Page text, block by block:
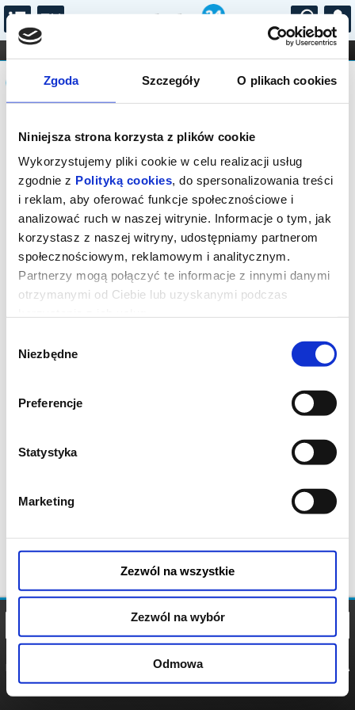
Zgoda Szczegóły O plikach cookies
Niniejsza strona korzysta z plików cookie
Wykorzystujemy pliki cookie w celu realizacji usług
zgodnie z Polityką cookies, do spersonalizowania treści
i reklam, aby oferować funkcje społecznościowe i
analizować ruch w naszej witrynie. Informacje o tym, jak
korzystasz z naszej witryny, udostępniamy partnerom
społecznościowym, reklamowym i analitycznym.
Partnerzy mogą połączyć te informacje z innymi danymi
otrzymanymi od Ciebie lub uzyskanymi podczas
zgody
Niezbędne
Preferencje
Statystyka
Marketing
Zezwól na wszystkie
Zezwól na wybór
Odmowa
...
FILHARMONIA OPERA I BALET
STAND-UP
DLA DZIECI
Komunikat
Seans wyprzedany.
POLITYKA
POLITYKA